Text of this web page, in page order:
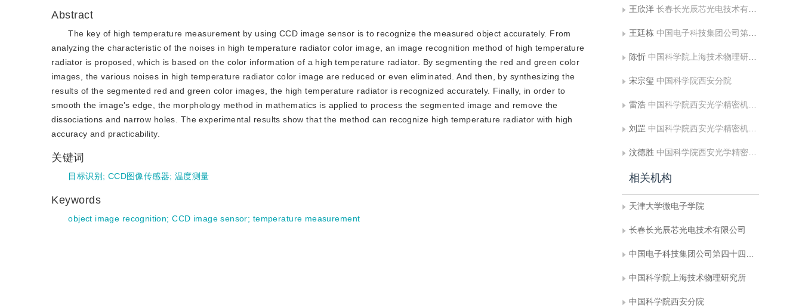
Abstract
The key of high temperature measurement by using CCD image sensor is to recognize the measured object accurately. From
analyzing the characteristic of the noises in high temperature radiator color image, an image recognition method of high temperature
radiator is proposed, which is based on the color information of a high temperature radiator. By segmenting the red and green color
images, the various noises in high temperature radiator color image are reduced or even eliminated. And then, by synthesizing the
results of the segmented red and green color images, the high temperature radiator is recognized accurately. Finally, in order to
smooth the image’s edge, the morphology method in mathematics is applied to process the segmented image and remove the
dissociations and narrow holes. The experimental results show that the method can recognize high temperature radiator with high
accuracy and practicability.
关键词
目标识别 ; CCD图像传感器; 温度测量
Keywords
object image recognition;CCD image sensor; temperature measurement
王欣洋 长春长光辰芯光电技术有限公司
王廷栋 中国电子科技集团公司第四十四研究所
陈忻 中国科学院上海技术物理研究所
宋宗玺 中国科学院西安分院
雷浩 中国科学院西安光学精密机械研究所
刘罡 中国科学院西安光学精密机械研究所
汶德胜 中国科学院西安光学精密机械研究所
相关机构
天津大学微电子学院
长春长光辰芯光电技术有限公司
中国电子科技集团公司第四十四研究所
中国科学院上海技术物理研究所
中国科学院西安分院